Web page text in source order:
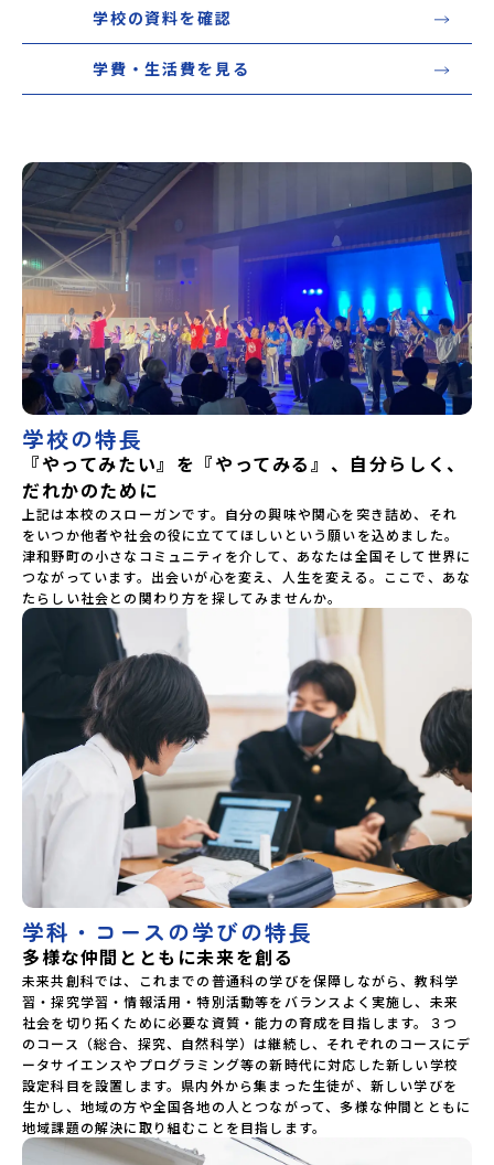
学校の資料を確認
学費・生活費を見る
学校の特長
『やってみたい』を『やってみる』、自分らしく、
だれかのために
上記は本校のスローガンです。自分の興味や関心を突き詰め、それ
をいつか他者や社会の役に立ててほしいという願いを込めました。
津和野町の小さなコミュニティを介して、あなたは全国そして世界に
つながっています。出会いが心を変え、人生を変える。ここで、あな
学科・コースの学びの特長
多様な仲間とともに未来を創る
未来共創科では、これまでの普通科の学びを保障しながら、教科学
習・探究学習・情報活用・特別活動等をバランスよく実施し、未来
社会を切り拓くために必要な資質・能力の育成を目指します。３つ
のコース（総合、探究、自然科学）は継続し、それぞれのコースにデ
ータサイエンスやプログラミング等の新時代に対応した新しい学校
設定科目を設置します。県内外から集まった生徒が、新しい学びを
生かし、地域の方や全国各地の人とつながって、多様な仲間とともに
地域課題の解決に取り組むことを目指します。